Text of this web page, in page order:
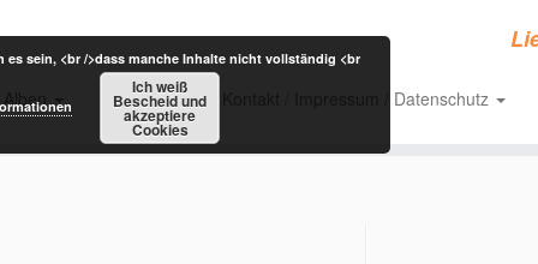
Alben Termine Kontakt / Impressum / Datenschutz
sein, <br />dass manche Inhalte nicht vollständig <br
Ich weiß
Bescheid und
akzeptiere
Cookies